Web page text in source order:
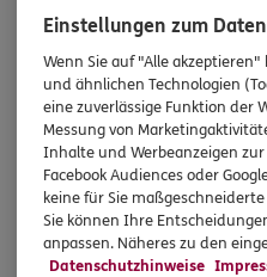
durch die Medien auf
bevor Sie Auto und
Betrieb nehmen,
Unversehrtheit, auch
die Wasserstände an
markieren und die
überschwemmten
abpumpen und den
dann, wenn der
Einstellungen zum
Wenn Sie auf "Alle
und ähnlichen Technologien
eine zuverlässige Funktion der
Messung von
Inhalte und Werbeanzeigen
Facebook Audiences oder
keine für Sie
Sie können Ihre
anpassen. Näheres zu den
Datenschutzhinweise